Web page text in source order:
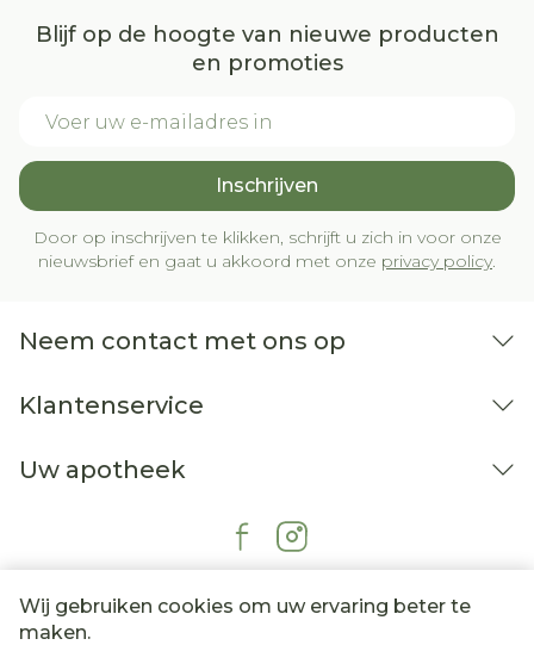
Wij gebruiken cookies om uw ervaring beter te
maken.
Blijf op de hoogte van nieuwe producten
en promoties
Inschrijven
Door op inschrijven te klikken, schrijft u zich in voor onze
nieuwsbrief en gaat u akkoord met onze privacy policy.
Neem contact met ons op
Klantenservice
Uw apotheek